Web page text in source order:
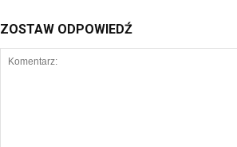
ZOSTAW ODPOWIEDŹ